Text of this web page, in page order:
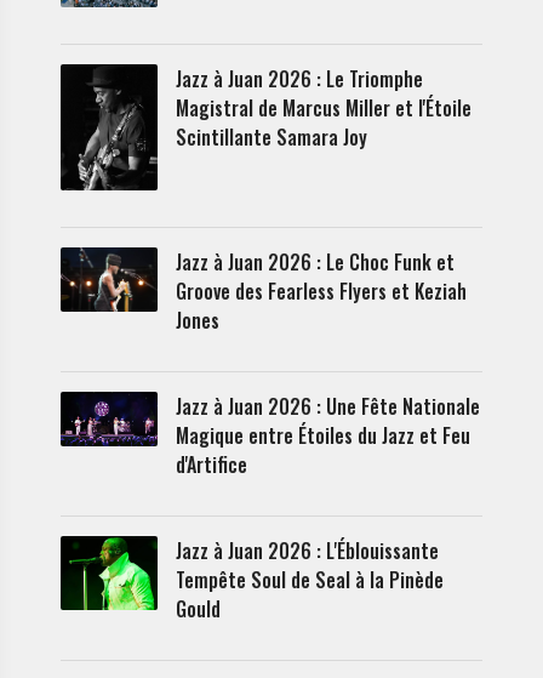
Jazz à Juan 2026 : Le Triomphe
Magistral de Marcus Miller et l'Étoile
Scintillante Samara Joy
Jazz à Juan 2026 : Le Choc Funk et
Groove des Fearless Flyers et Keziah
Jones
Jazz à Juan 2026 : Une Fête Nationale
Magique entre Étoiles du Jazz et Feu
d'Artifice
Jazz à Juan 2026 : L'Éblouissante
Tempête Soul de Seal à la Pinède
Gould